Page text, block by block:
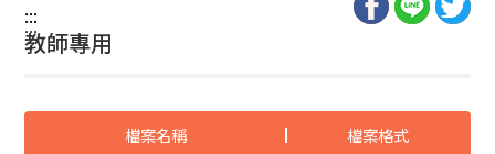
:::
:::
教師專用
檔案名稱 檔案格式